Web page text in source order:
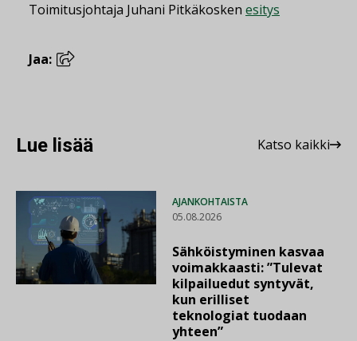
Toimitusjohtaja Juhani Pitkäkosken esitys
Jaa:
Lue lisää Katso kaikki
AJANKOHTAISTA
05.08.2026
Sähköistyminen kasvaa
voimakkaasti: ”Tulevat
kilpailuedut syntyvät,
kun erilliset
teknologiat tuodaan
yhteen”